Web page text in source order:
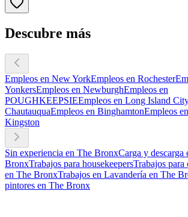
Descubre más
Empleos en New YorkEmpleos en Rochester
YonkersEmpleos en NewburghEmpleos en
POUGHKEEPSIEEmpleos en Long Island
ChautauquaEmpleos en BinghamtonEmpleos
Kingston
Sin experiencia en The BronxCarga y descarga
BronxTrabajos para housekeepersTrabajos
en The BronxTrabajos en Lavandería en The
pintores en The Bronx